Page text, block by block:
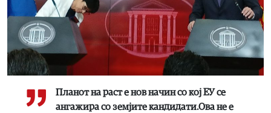
Планот на раст е нов начин со кој ЕУ се
ангажира со земјите кандидати.Ова не е